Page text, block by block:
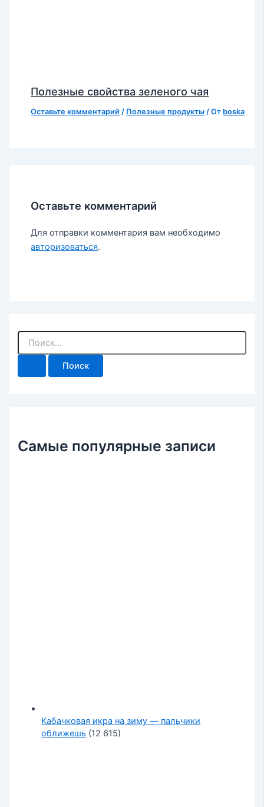
Полезные свойства зеленого чая
Оставьте комментарий / Полезные продукты / От boska
Оставьте комментарий
Для отправки комментария вам необходимо
авторизоваться.
П
и
Самые популярные записи
Кабачковая икра на зиму — пальчики
оближешь (12 615)